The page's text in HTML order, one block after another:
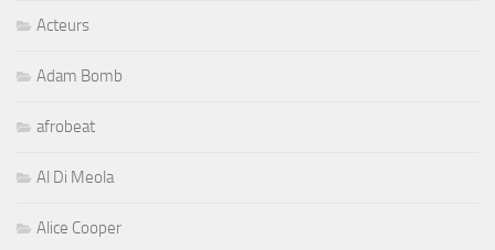
Acteurs
Adam Bomb
afrobeat
Al Di Meola
Alice Cooper